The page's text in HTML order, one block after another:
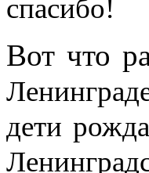
спасибо!
Вот что
дети